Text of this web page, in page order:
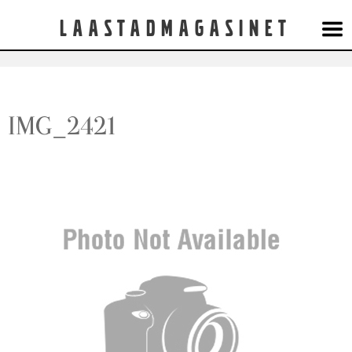
Laastadmagasinet
IMG_2421